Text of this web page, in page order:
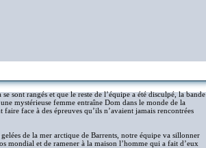
sont rangés et que le reste de l’équipe a été disculpé, la bande
mystérieuse femme entraîne Dom dans le monde de la
face à des épreuves qu’ils n’avaient jamais rencontrées
de la mer arctique de Barrents, notre équipe va sillonner
mondial et de ramener à la maison l’homme qui a fait d’eux